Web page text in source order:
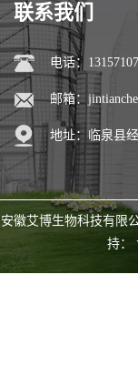
联系我们
电话：
邮箱：
地址：临泉县
安徽艾博生物科技有限
持：